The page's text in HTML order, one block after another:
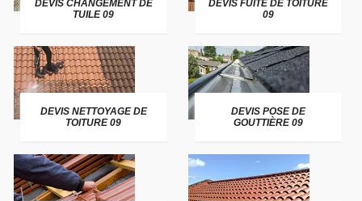
DEVIS CHANGEMENT DE
TUILE 09
DEVIS FUITE DE TOITURE
09
DEVIS NETTOYAGE DE
TOITURE 09
DEVIS POSE DE
GOUTTIÈRE 09